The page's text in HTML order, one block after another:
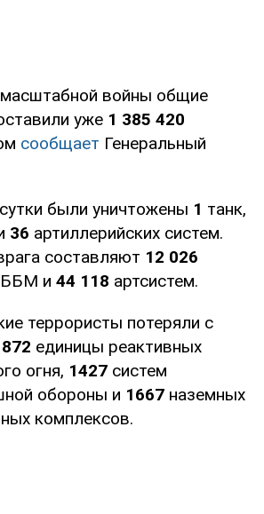
войны общие
уже 1 385 420
сообщает Генеральный
были уничтожены 1 танк,
36 артиллерийских систем.
составляют 12 026
ББМ и 44 118 артсистем.
террористы потеряли с
единицы реактивных
огня, 1427 систем
обороны и 1667 наземных
комплексов.